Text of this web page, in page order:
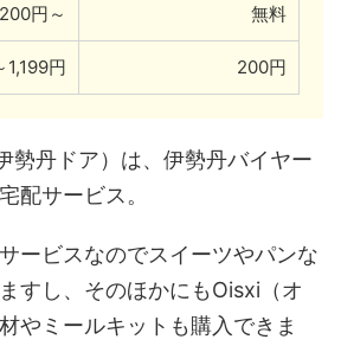
円～ 無料
1,199円 200円
勢丹ドア）は、伊勢丹バイヤー
配サービス。
ービスなのでスイーツやパンな
すし、そのほかにもOisxi（オ
やミールキットも購入できま